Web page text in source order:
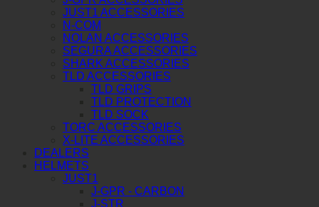
JUST1 ACCESSORIES
N-COM
NOLAN ACCESSORIES
SEGURA ACCESSORIES
SHARK ACCESSORIES
TLD ACCESSORIES
TLD GRIPS
TLD PROTECTION
TLD SOCK
TORC ACCESSORIES
X-LITE ACCESSORIES
DEALERS
HELMETS
JUST1
J-GPR - CARBON
J-STR